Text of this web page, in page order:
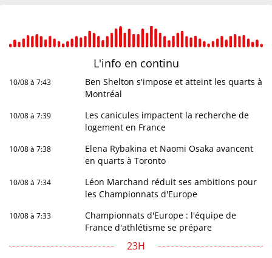
L'info en continu
10/08 à 7:43
Ben Shelton s'impose et atteint les quarts à
Montréal
10/08 à 7:39
Les canicules impactent la recherche de
logement en France
10/08 à 7:38
Elena Rybakina et Naomi Osaka avancent
en quarts à Toronto
10/08 à 7:34
Léon Marchand réduit ses ambitions pour
les Championnats d'Europe
10/08 à 7:33
Championnats d'Europe : l'équipe de
France d'athlétisme se prépare
23H